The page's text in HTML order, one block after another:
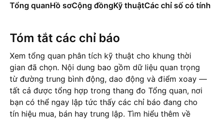
Tổng quanHồ sơCộng đồngKỹ thuậtCác chỉ số có tính
Tóm tắt các chỉ báo
Xem tổng quan phân tích kỹ thuật cho khung thời
gian đã chọn. Nội dung bao gồm dữ liệu quan trọng
từ đường trung bình động, dao động và điểm xoay —
tất cả được tổng hợp trong thang đo Tổng quan, nơi
bạn có thể ngay lập tức thấy các chỉ báo đang cho
tín hiệu mua, bán hay trung lập. Tìm hiểu thêm về